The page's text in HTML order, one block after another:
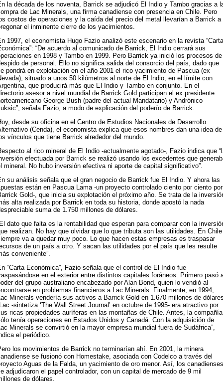
la década de los noventa, Barrick se adjudicó El Indio y Tambo gracias a
de Lac Minerals, una firma canadiense con presencia en Chile. Pero
costos de operaciones y la caída del precio del metal llevarían a Barrick a
el inminente cierre de los yacimientos.
1997, el economista Hugo Fazio analizó este escenario en la revista “Carta
“De acuerdo al comunicado de Barrick, El Indio cerrará sus
en 1998 y Tambo en 1999. Pero Barrick ya inició los procesos de
de personal. Ello no significa salida del consorcio del país, dado que
pondrá en explotación en el año 2001 el rico yacimiento de Pascua (ex
situado a unos 50 kilómetros al norte de El Indio, en el límite con
que producirá más que El Indio y Tambo en conjunto. En el
asesor a nivel mundial de Barrick Gold participan el ex presidente
George Bush (padre del actual Mandatario) y Andrónico
señala Fazio, a modo de explicación del poderío de Barrick.
desde su oficina en el Centro de Estudios Nacionales de Desarrollo
(Cenda), el economista explica que esos nombres dan una idea de
vínculos que tiene Barrick alrededor del mundo.
al rico mineral de El Indio -actualmente agotado-, Fazio indica que
efectuada por Barrick se realizó usando los excedentes que
mineral. No hubo inversión efectiva ni aporte de capital significativo”.
su análisis señala que el gran negocio de Barrick fue El Indio. Y ahora las
están en Pascua Lama -un proyecto controlado ciento por ciento por
Gold-, que inicia su explotación el próximo año. Se trata de la
alta realizada por Barrick en toda su historia, donde apostó la nada
suma de 1.750 millones de dólares.
dato que falta es la rentabilidad que esperan para comparar con la
realizan. No hay que olvidar que lo que tributa son las utilidades. En Chile
va a quedar muy poco. Lo que hacen estas empresas es traspasar
de un país a otro. Y sacan las utilidades por el país que les resulte
conveniente”.
“Carta Económica”, Fazio señala que el control de El Indio fue
en el exterior entre distintos capitales foráneos. Primero pasó
del grupo australiano encabezado por Alan Bond, quien lo vendió al
en problemas financieros a Lac Minerals. Finalmente, en 1994,
Minerals vendería sus activos a Barrick Gold en 1.670 millones de
-sintetiza ‘The Wall Street Journal’ en octubre de 1995- era atractivo por
ricas propiedades auríferas en las montañas de Chile. Antes, la compañía
tenía operaciones en Estados Unidos y Canadá. Con la adquisición de
Minerals se convirtió en la mayor empresa mundial fuera de Sudáfrica”,
el periódico.
los movimientos de Barrick no terminarían ahí. En 2001, la minera
se fusionó con Homestake, asociada con Codelco a través del
Aguas de la Falda, un yacimiento de oro menor. Así, los canadienses
adjudicaron el papel controlador, con un capital de mercado de 9 mil
de dólares.